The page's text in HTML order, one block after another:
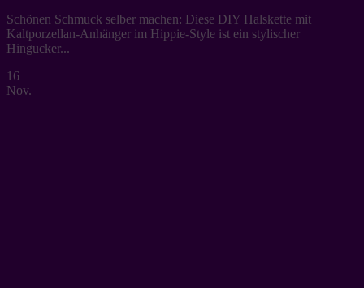
Schönen Schmuck selber machen: Diese DIY Halskette mit
Kaltporzellan-Anhänger im Hippie-Style ist ein stylischer
Hingucker...
16
Nov.